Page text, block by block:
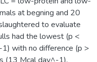
at begning and 20
to evaluate
had the lowest (p <
with no difference (p >